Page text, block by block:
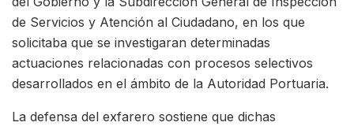
de Servicios y Atención al Ciudadano, en los que
solicitaba que se investigaran determinadas
actuaciones relacionadas con procesos selectivos
desarrollados en el ámbito de la Autoridad Portuaria.
La defensa del exfarero sostiene que dichas